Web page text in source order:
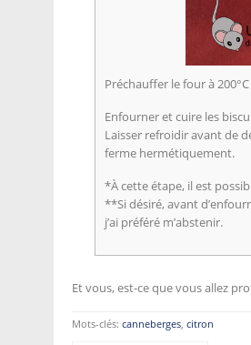
Préchauffer le four à 200°C
Enfourner et cuire les
Laisser refroidir avant de
ferme hermétiquement.
*À cette étape, il est
**Si désiré, avant
j’ai préféré m’abstenir.
Et vous, est-ce que vous allez
Mots-clés: canneberges, citron